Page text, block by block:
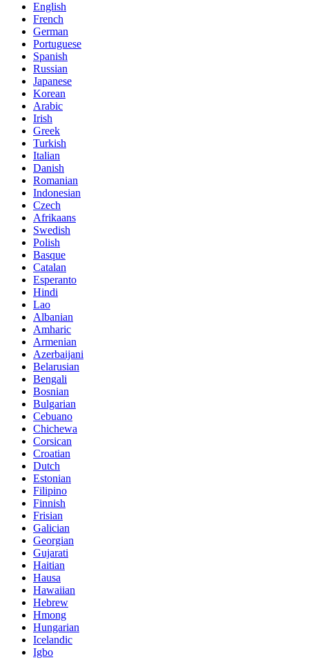
English
French
German
Portuguese
Spanish
Russian
Japanese
Korean
Arabic
Irish
Greek
Turkish
Italian
Danish
Romanian
Indonesian
Czech
Afrikaans
Swedish
Polish
Basque
Catalan
Esperanto
Hindi
Lao
Albanian
Amharic
Armenian
Azerbaijani
Belarusian
Bengali
Bosnian
Bulgarian
Cebuano
Chichewa
Corsican
Croatian
Dutch
Estonian
Filipino
Finnish
Frisian
Galician
Georgian
Gujarati
Haitian
Hausa
Hawaiian
Hebrew
Hmong
Hungarian
Icelandic
Igbo